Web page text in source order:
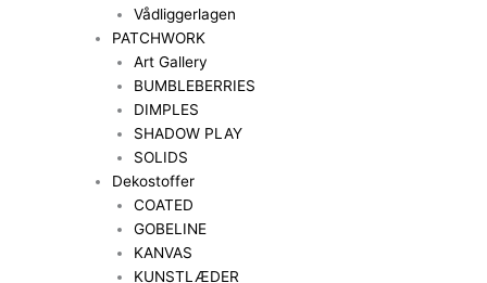
Vådliggerlagen
PATCHWORK
Art Gallery
BUMBLEBERRIES
DIMPLES
SHADOW PLAY
SOLIDS
Dekostoffer
COATED
GOBELINE
KANVAS
KUNSTLÆDER